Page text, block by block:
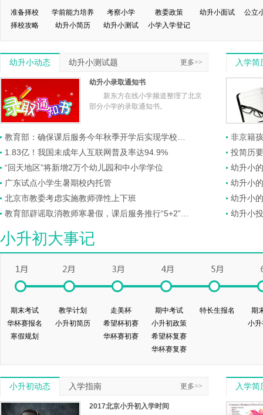
准备择校
择校攻略
学前能力培养
幼升小简历
考察小学
幼升小测试
教委政策
小学入学登记
幼升小面试 公立
幼升小动态 幼升小测试题 更多>>
幼升小录取通知书
新东方在线小学频道整理了北京
部分小学的录取通知书。
1.83亿！我国未成年人互联网普及率达94.9%
“回天地区”将新增2万个幼儿园和中小学学位
广东试点小学生暑期校内托管
北京市教委考虑实施教师弹性上下班
入学简
非京籍
投简历
幼升小
幼升小
幼升小
幼升小
小升初大事记
期末考试
华杯赛报名
寒假规划
教学计划
小升初简历
走美杯
希望杯初赛
华杯赛初赛
期中考试
小升初政策
希望杯复赛
华杯赛复赛
特长生报名
期
小
小升初动态 入学指南 更多>>
2017北京小升初入学时间
入学简